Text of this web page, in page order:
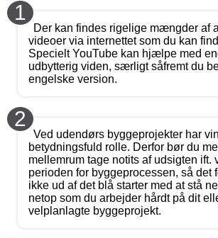
1
Der kan findes rigelige mængder af
videoer via internettet som du kan
Specielt YouTube kan hjælpe med
udbytterig viden, særligt såfremt du
engelske version.
2
Ved udendørs byggeprojekter har
betydningsfuld rolle. Derfor bør du
mellemrum tage notits af udsigten ift.
perioden for byggeprocessen, så det
ikke ud af det blå starter med at stå
netop som du arbejder hårdt på dit
velplanlagte byggeprojekt.